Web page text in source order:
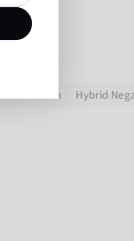
Verrutschen Hybrid